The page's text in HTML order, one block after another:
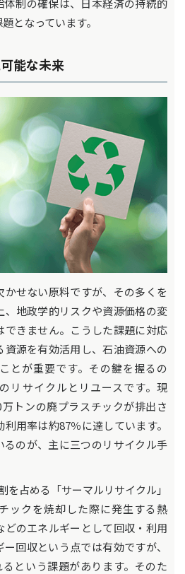
体制の確保は、日本経済の持続的
となっています。
能な未来
せない原料ですが、その多くを
地政学的リスクや資源価格の変
きません。こうした課題に対応
資源を有効活用し、石油資源への
とが重要です。その鍵を握るの
リサイクルとリユースです。現
トンの廃プラスチックが排出さ
用率は約87％に達しています。
るのが、主に三つのリサイクル手
占める「サーマルリサイクル」
ックを焼却した際に発生する熱
どのエネルギーとして回収・利用
回収という点では有効ですが、
るという課題があります。そのた